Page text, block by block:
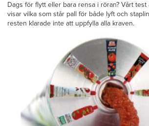
Dags för flytt eller bara rensa i röran? Vårt
visar vilka som står pall för både lyft och
resten klarade inte att uppfylla alla kraven.